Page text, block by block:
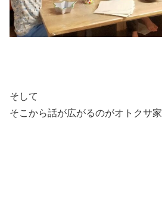
そして
そこから話が広がるのがオトクサ家